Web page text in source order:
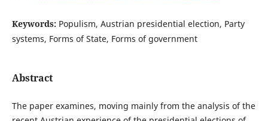
Keywords: Populism, Austrian presidential election, Party
systems, Forms of State, Forms of government
Abstract
The paper examines, moving mainly from the analysis of the